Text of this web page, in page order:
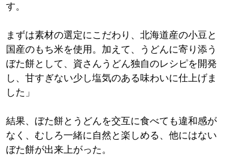
す。
まずは素材の選定にこだわり、北海道産の小豆と
国産のもち米を使用。加えて、うどんに寄り添う
ぼた餅として、資さんうどん独自のレシピを開発
し、甘すぎない少し塩気のある味わいに仕上げま
した」
結果、ぼた餅とうどんを交互に食べても違和感が
なく、むしろ一緒に自然と楽しめる、他にはない
ぼた餅が出来上がった。